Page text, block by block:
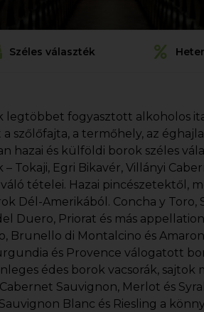
Széles választék
legtöbbet fogyasztott alkoholos
szőlőfajta, a termőhely, az
hazai és külföldi borok széles
– Tokaji, Egri Bikavér, Villányi
tételei. Hazai pincészetektől,
Dél-Amerikából. Concha y Toro,
Duero, Priorat és más
Brunello di Montalcino és
és Provence válogatott
édes borok vacsorák,
Sauvignon, Merlot és
Blanc és Riesling a